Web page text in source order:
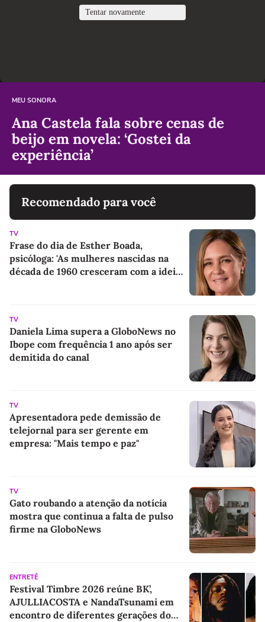
MEU SONORA
Ana Castela fala sobre cenas de
beijo em novela: ‘Gostei da
experiência’
Recomendado para você
TV
Frase do dia de Esther Boada,
psicóloga: 'As mulheres nascidas na
década de 1960 cresceram com a ideia
TV
Daniela Lima supera a GloboNews no
Ibope com frequência 1 ano após ser
demitida do canal
TV
Apresentadora pede demissão de
telejornal para ser gerente em
empresa: "Mais tempo e paz"
TV
Gato roubando a atenção da notícia
mostra que continua a falta de pulso
firme na GloboNews
ENTRETÊ
Festival Timbre 2026 reúne BK’,
AJULLIACOSTA e NandaTsunami em
encontro de diferentes gerações do